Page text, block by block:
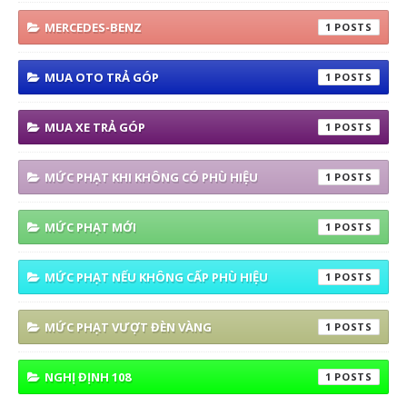
MERCEDES-BENZ 1
MUA OTO TRẢ GÓP 1
MUA XE TRẢ GÓP 1
MỨC PHẠT KHI KHÔNG CÓ PHÙ HIỆU 1
MỨC PHẠT MỚI 1
MỨC PHẠT NẾU KHÔNG CẤP PHÙ HIỆU 1
MỨC PHẠT VƯỢT ĐÈN VÀNG 1
NGHỊ ĐỊNH 108 1